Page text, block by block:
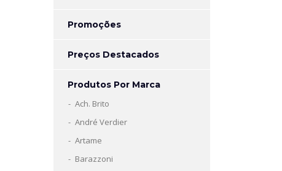
Promoções
Preços Destacados
Produtos Por Marca
Ach. Brito
André Verdier
Artame
Barazzoni